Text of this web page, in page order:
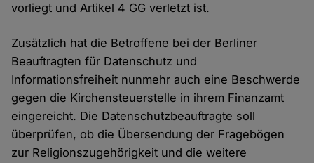
vorliegt und Artikel 4 GG verletzt ist.
Zusätzlich hat die Betroffene bei der Berliner
Beauftragten für Datenschutz und
Informationsfreiheit nunmehr auch eine Beschwerde
gegen die Kirchensteuerstelle in ihrem Finanzamt
eingereicht. Die Datenschutzbeauftragte soll
überprüfen, ob die Übersendung der Fragebögen
zur Religionszugehörigkeit und die weitere